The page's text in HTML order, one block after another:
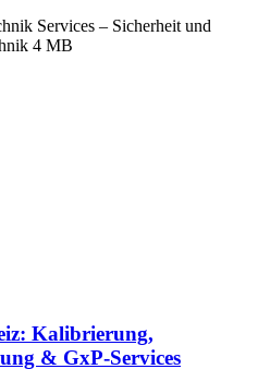
Services – Sicherheit und
4 MB
Kalibrierung,
& GxP-Services